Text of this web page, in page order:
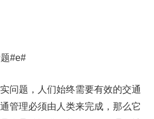
#e#
问题，人们始终需要有效的交通
管理必须由人类来完成，那么它